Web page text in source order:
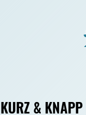
KURZ & KNAPP